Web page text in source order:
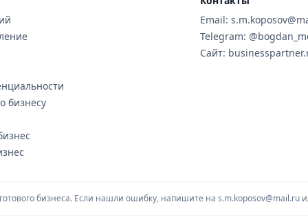
бизнесу
Email:
Telegram:
Сайт:
бизнеса. Если нашли ошибку, напишите на s.m.koposov@mail.ru